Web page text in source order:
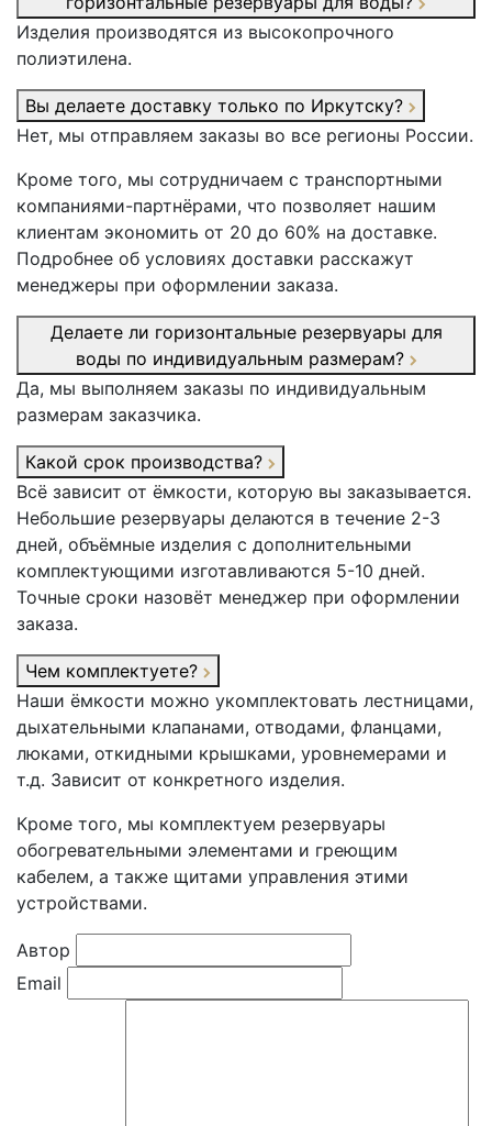
Изделия производятся из высокопрочного
полиэтилена.
Вы делаете доставку только по Иркутску?
Нет, мы отправляем заказы во все регионы России.
Кроме того, мы сотрудничаем с транспортными
компаниями-партнёрами, что позволяет нашим
клиентам экономить от 20 до 60% на доставке.
Подробнее об условиях доставки расскажут
менеджеры при оформлении заказа.
Делаете ли горизонтальные резервуары для
воды по индивидуальным размерам?
Да, мы выполняем заказы по индивидуальным
размерам заказчика.
Какой срок производства?
Всё зависит от ёмкости, которую вы заказывается.
Небольшие резервуары делаются в течение 2-3
дней, объёмные изделия с дополнительными
комплектующими изготавливаются 5-10 дней.
Точные сроки назовёт менеджер при оформлении
заказа.
Чем комплектуете?
Наши ёмкости можно укомплектовать лестницами,
дыхательными клапанами, отводами, фланцами,
люками, откидными крышками, уровнемерами и
т.д. Зависит от конкретного изделия.
Кроме того, мы комплектуем резервуары
обогревательными элементами и греющим
кабелем, а также щитами управления этими
устройствами.
Автор
Email